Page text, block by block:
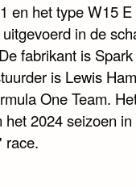
en het type W15 E
in de
fabrikant is
is Lewis
One Team.
2024 seizoen in
race.